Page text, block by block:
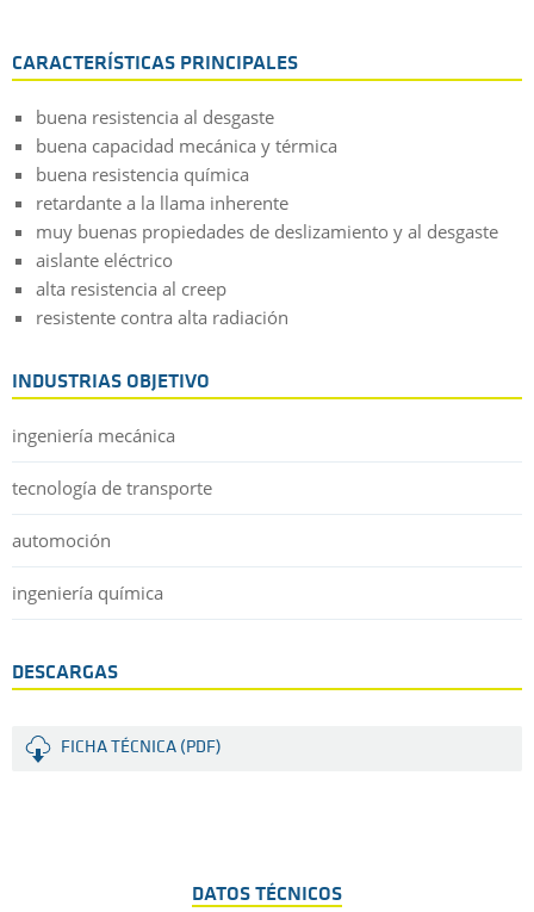
CARACTERÍSTICAS PRINCIPALES
buena resistencia al desgaste
buena capacidad mecánica y térmica
buena resistencia química
retardante a la llama inherente
muy buenas propiedades de deslizamiento y al desgaste
aislante eléctrico
alta resistencia al creep
resistente contra alta radiación
INDUSTRIAS OBJETIVO
ingeniería mecánica
tecnología de transporte
automoción
ingeniería química
DESCARGAS
FICHA TÉCNICA (PDF)
DATOS TÉCNICOS